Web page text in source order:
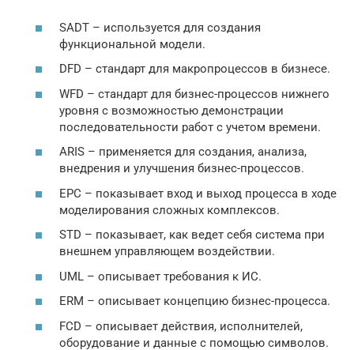
SADT – используется для создания
функциональной модели.
DFD – стандарт для макропроцессов в бизнесе.
WFD – стандарт для бизнес-процессов нижнего
уровня с возможностью демонстрации
последовательности работ с учетом времени.
ARIS – применяется для создания, анализа,
внедрения и улучшения бизнес-процессов.
EPC – показывает вход и выход процесса в ходе
моделирования сложных комплексов.
STD – показывает, как ведет себя система при
внешнем управляющем воздействии.
UML – описывает требования к ИС.
ERM – описывает концепцию бизнес-процесса.
FCD – описывает действия, исполнителей,
оборудование и данные с помощью символов.